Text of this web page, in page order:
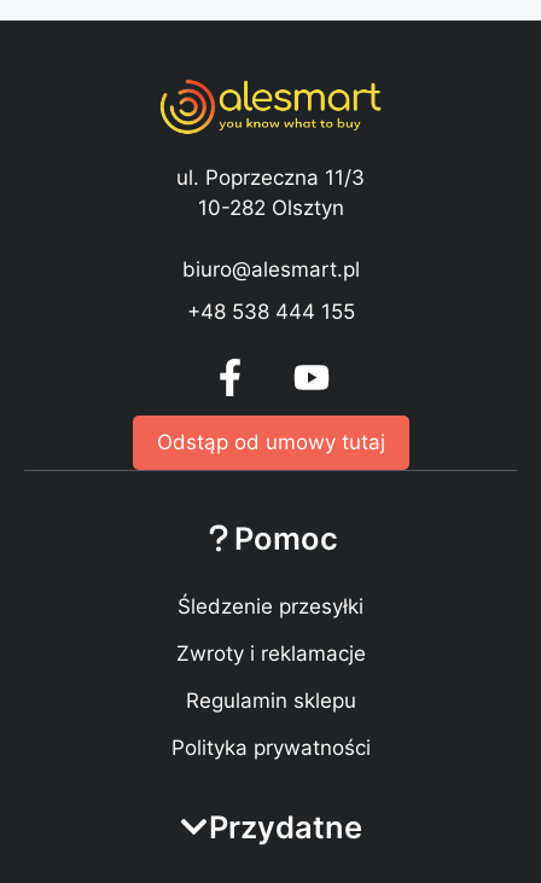
ul. Poprzeczna 11/3
10-282 Olsztyn
biuro@alesmart.pl
+48 538 444 155
Odstąp od umowy tutaj
Pomoc
Śledzenie przesyłki
Zwroty i reklamacje
Regulamin sklepu
Polityka prywatności
Przydatne